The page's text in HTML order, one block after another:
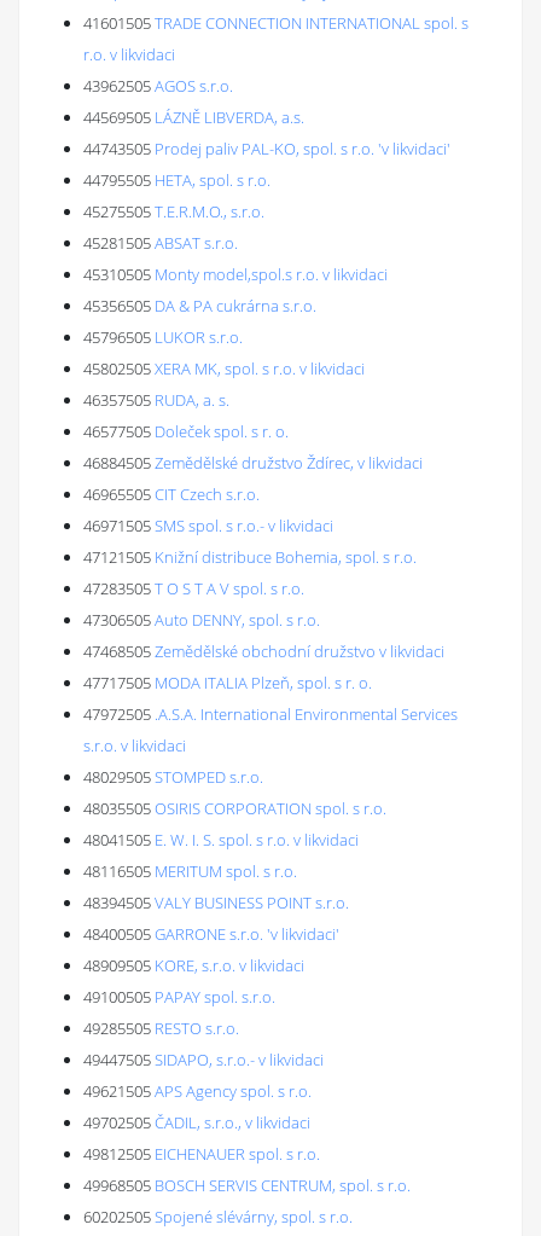
41601505TRADE CONNECTION INTERNATIONAL spol. s
r.o. v likvidaci
43962505AGOS s.r.o.
44569505 LÁZNĚ LIBVERDA, a.s.
44743505 Prodej paliv PAL-KO, spol. s r.o. 'v likvidaci'
44795505 HETA, spol. s r.o.
45275505T.E.R.M.O., s.r.o.
45281505ABSAT s.r.o.
45310505 Monty model,spol.s r.o. v likvidaci
45356505 DA & PA cukrárna s.r.o.
45796505 LUKOR s.r.o.
45802505XERA MK, spol. s r.o. v likvidaci
46357505 RUDA, a. s.
46577505 Doleček spol. s r. o.
46884505Zemědělské družstvo Ždírec, v likvidaci
46965505CIT Czech s.r.o.
46971505SMS spol. s r.o.- v likvidaci
47121505 Knižní distribuce Bohemia, spol. s r.o.
47283505T O S T A V spol. s r.o.
47306505Auto DENNY, spol. s r.o.
47468505Zemědělské obchodní družstvo v likvidaci
47717505 MODA ITALIA Plzeň, spol. s r. o.
47972505 .A.S.A. International Environmental Services
s.r.o. v likvidaci
48029505STOMPED s.r.o.
48035505OSIRIS CORPORATION spol. s r.o.
48041505 E. W. I. S. spol. s r.o. v likvidaci
48116505 MERITUM spol. s r.o.
48394505VALY BUSINESS POINT s.r.o.
48400505GARRONE s.r.o. 'v likvidaci'
48909505 KORE, s.r.o. v likvidaci
49100505 PAPAY spol. s.r.o.
49285505 RESTO s.r.o.
49447505SIDAPO, s.r.o.- v likvidaci
49621505APS Agency spol. s r.o.
49702505ČADIL, s.r.o., v likvidaci
49812505 EICHENAUER spol. s r.o.
49968505 BOSCH SERVIS CENTRUM, spol. s r.o.
60202505Spojené slévárny, spol. s r.o.